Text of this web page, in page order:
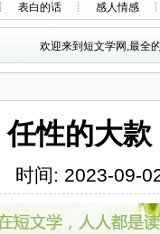
表白的话 感人情感
欢迎来到短文学网,最全
任性的大款
时间: 2023-09-